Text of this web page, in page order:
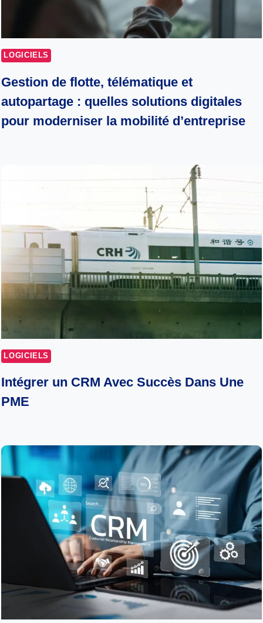
LOGICIELS
Gestion de flotte, télématique et
autopartage : quelles solutions digitales
pour moderniser la mobilité d’entreprise
LOGICIELS
Intégrer un CRM Avec Succès Dans Une
PME